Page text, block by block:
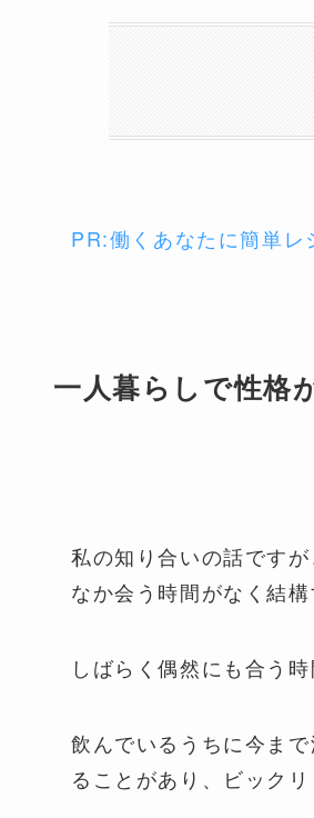
PR:働くあなたに簡単
一人暮らしで性格
私の知り合いの話です
なか会う時間がなく結構
しばらく偶然にも合う
飲んでいるうちに今ま
ることがあり、ビックリ